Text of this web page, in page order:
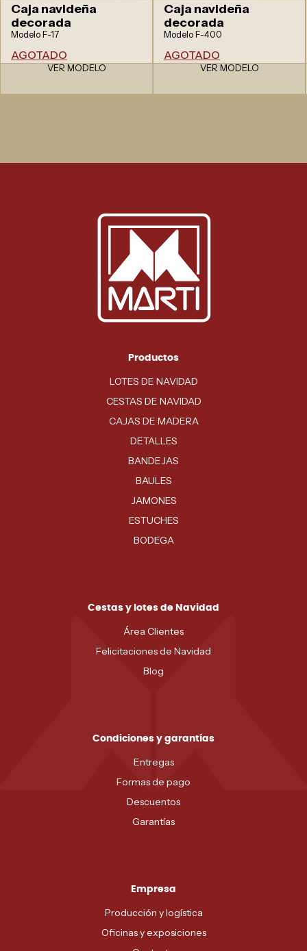
Caja navideña
decorada
Modelo F-17
AGOTADO
VER MODELO
Caja navideña
decorada
Modelo F-400
AGOTADO
VER MODELO
Productos
LOTES DE NAVIDAD
CESTAS DE NAVIDAD
CAJAS DE MADERA
DETALLES
BANDEJAS
BAULES
JAMONES
ESTUCHES
BODEGA
Cestas y lotes de Navidad
Área Clientes
Felicitaciones de Navidad
Blog
Condiciones y garantías
Entregas
Formas de pago
Descuentos
Garantías
Empresa
Producción y logística
Oficinas y exposiciones